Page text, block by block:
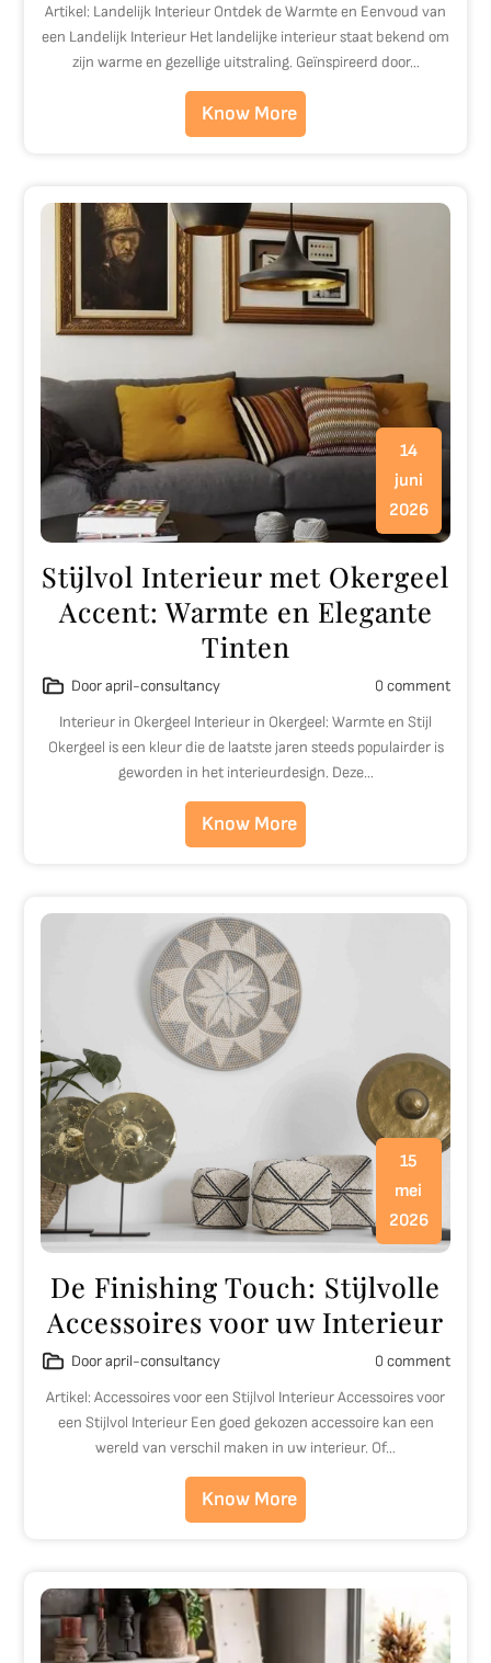
Artikel: Landelijk Interieur Ontdek de Warmte en Eenvoud van
een Landelijk Interieur Het landelijke interieur staat bekend om
zijn warme en gezellige uitstraling. Geïnspireerd door…
Know More
14
juni
2026
Stijlvol Interieur met Okergeel
Accent: Warmte en Elegante
Tinten
Door april-consultancy
0 comment
Interieur in Okergeel Interieur in Okergeel: Warmte en Stijl
Okergeel is een kleur die de laatste jaren steeds populairder is
geworden in het interieurdesign. Deze…
Know More
15
mei
2026
De Finishing Touch: Stijlvolle
Accessoires voor uw Interieur
Door april-consultancy
0 comment
Artikel: Accessoires voor een Stijlvol Interieur Accessoires voor
een Stijlvol Interieur Een goed gekozen accessoire kan een
wereld van verschil maken in uw interieur. Of…
Know More